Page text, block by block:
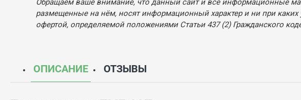
Обращаем ваше внимание, что данный сайт и все информационные
размещенные на нём, носят информационный характер и ни при каких
офертой, определяемой положениями Статьи 437 (2) Гражданского
ОПИСАНИЕ ОТЗЫВЫ